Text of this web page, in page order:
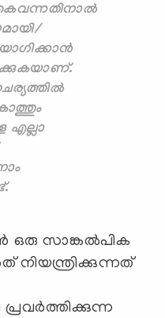
എല്ലാ
ഒരു സാങ്കൽപിക